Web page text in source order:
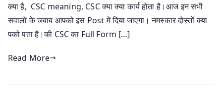
क्या है, CSC meaning, CSC क्या क्या कार्य होता है।आज इन सभी
सवालों के जबाब आपको इस Post में दिया जाएगा। नमस्कार दोस्तों क्या
पको पता है।की CSC का Full Form […]
Read More